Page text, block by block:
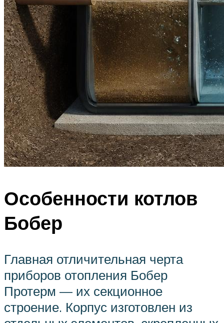
Особенности котлов
Бобер
Главная отличительная черта
приборов отопления Бобер
Протерм — их секционное
строение. Корпус изготовлен из